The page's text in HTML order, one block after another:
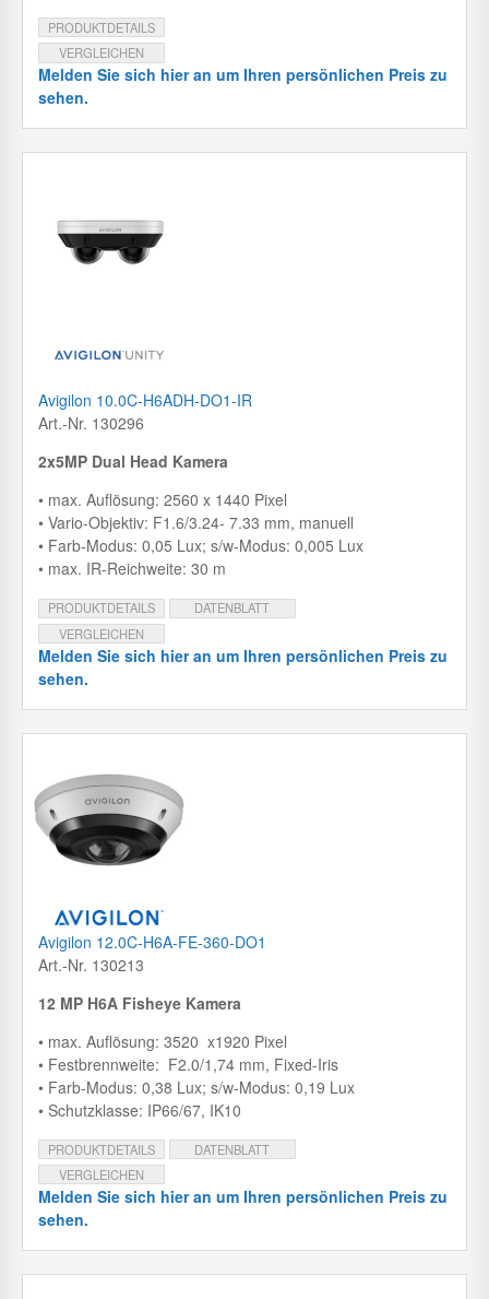
PRODUKTDETAILS
VERGLEICHEN
Melden Sie sich hier an um Ihren persönlichen Preis zu
sehen.
Avigilon 10.0C-H6ADH-DO1-IR
Art.-Nr. 130296
2x5MP Dual Head Kamera
• max. Auflösung: 2560 x 1440 Pixel
• Vario-Objektiv: F1.6/3.24- 7.33 mm, manuell
• Farb-Modus: 0,05 Lux; s/w-Modus: 0,005 Lux
• max. IR-Reichweite: 30 m
PRODUKTDETAILS
DATENBLATT
VERGLEICHEN
Melden Sie sich hier an um Ihren persönlichen Preis zu
sehen.
Avigilon 12.0C-H6A-FE-360-DO1
Art.-Nr. 130213
12 MP H6A Fisheye Kamera
• max. Auflösung: 3520 x1920 Pixel
• Festbrennweite: F2.0/1,74 mm, Fixed-Iris
• Farb-Modus: 0,38 Lux; s/w-Modus: 0,19 Lux
• Schutzklasse: IP66/67, IK10
PRODUKTDETAILS
DATENBLATT
VERGLEICHEN
Melden Sie sich hier an um Ihren persönlichen Preis zu
sehen.